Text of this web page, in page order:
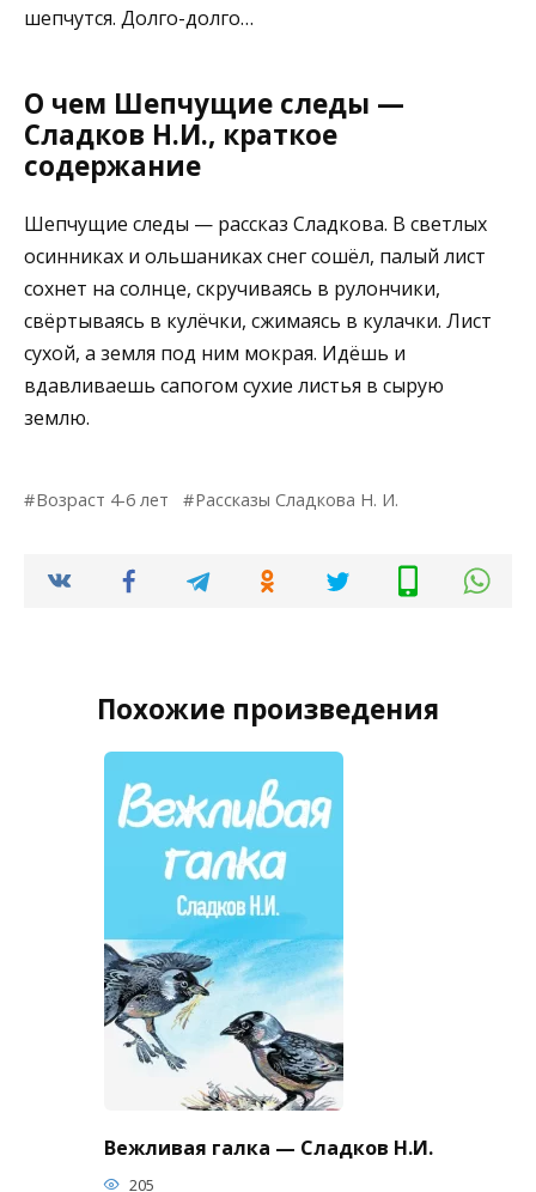
шепчутся. Долго-долго…
О чем Шепчущие следы —
Сладков Н.И., краткое
содержание
Шепчущие следы — рассказ Сладкова. В светлых
осинниках и ольшаниках снег сошёл, палый лист
сохнет на солнце, скручиваясь в рулончики,
свёртываясь в кулёчки, сжимаясь в кулачки. Лист
сухой, а земля под ним мокрая. Идёшь и
вдавливаешь сапогом сухие листья в сырую
землю.
Возраст 4-6 лет Рассказы Сладкова Н. И.
Похожие произведения
Вежливая галка — Сладков Н.И.
205